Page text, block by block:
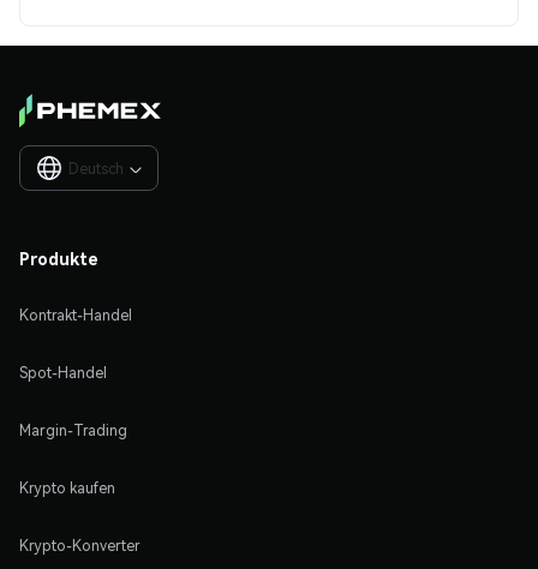
Deutsch 
Produkte
Kontrakt-Handel
Spot-Handel
Margin-Trading
Krypto kaufen
Krypto-Konverter